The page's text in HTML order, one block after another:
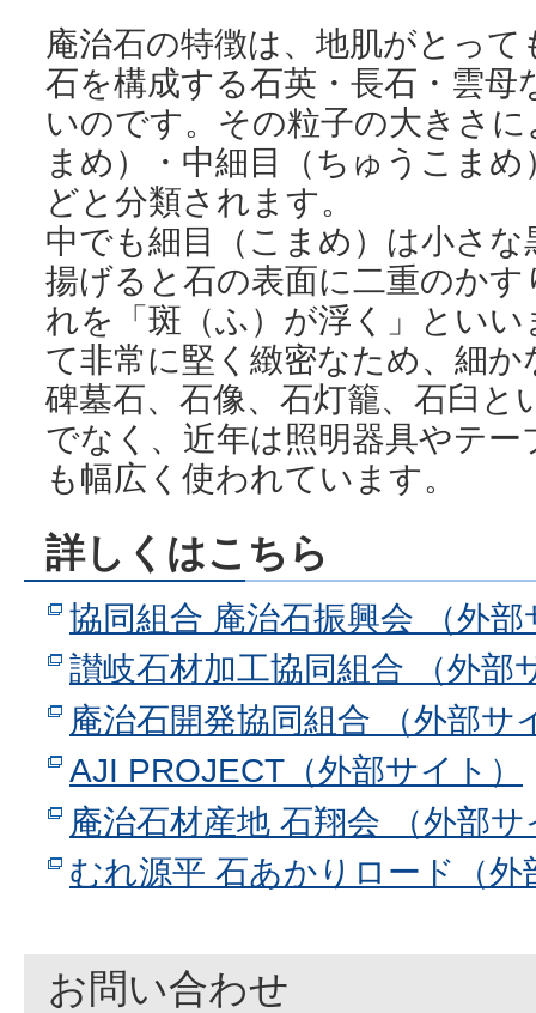
庵治石の特徴は、地肌がとっ
石を構成する石英・長石・雲
いのです。その粒子の大きさ
まめ）・中細目（ちゅうこま
どと分類されます。
中でも細目（こまめ）は小さ
揚げると石の表面に二重のか
れを「斑（ふ）が浮く」とい
て非常に堅く緻密なため、細
碑墓石、石像、石灯籠、石臼
でなく、近年は照明器具やテ
も幅広く使われています。
詳しくはこちら
協同組合 庵治石振興会 （外
讃岐石材加工協同組合 （外部
庵治石開発協同組合 （外部サ
AJI PROJECT（外部サイト）
庵治石材産地 石翔会 （外部
むれ源平 石あかりロード（外
お問い合わせ